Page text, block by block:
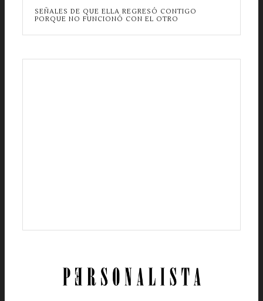
SEÑALES DE QUE ELLA REGRESÓ CONTIGO
PORQUE NO FUNCIONÓ CON EL OTRO